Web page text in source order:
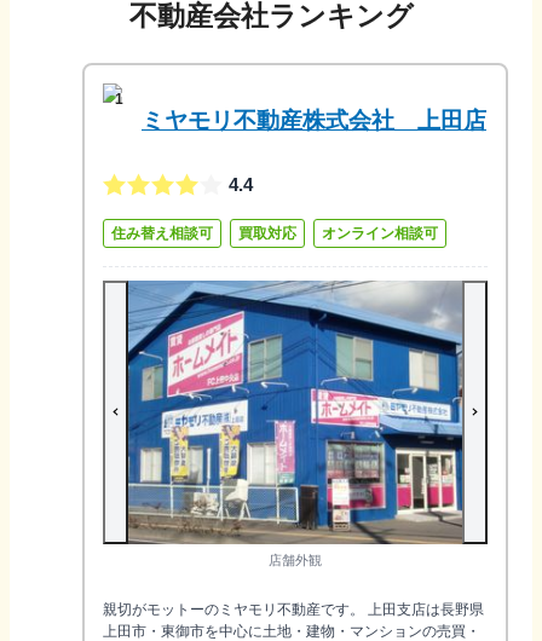
不動産会社ランキング
1
ミヤモリ不動産株式会社 上田店
4.4
住み替え相談可 買取対応 オンライン相談可
店舗外観
親切がモットーのミヤモリ不動産です。 上田支店は長野県
上田市・東御市を中心に土地・建物・マンションの売買・